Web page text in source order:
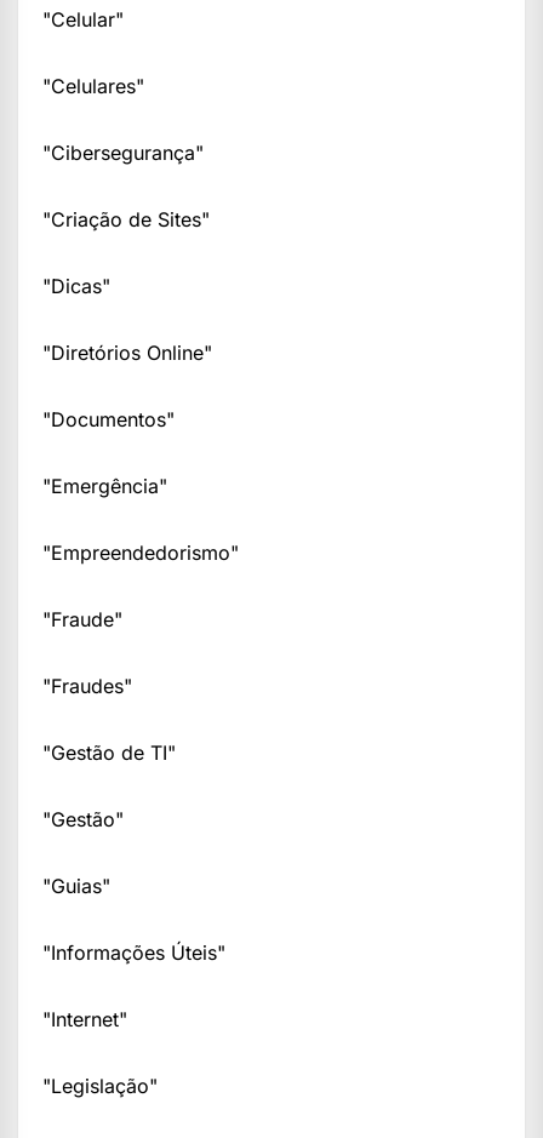
"Celular"
"Celulares"
"Cibersegurança"
"Criação de Sites"
"Dicas"
"Diretórios Online"
"Documentos"
"Emergência"
"Empreendedorismo"
"Fraude"
"Fraudes"
"Gestão de TI"
"Gestão"
"Guias"
"Informações Úteis"
"Internet"
"Legislação"